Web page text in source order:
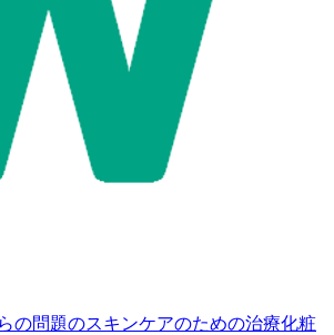
の問題のスキンケアのための治療化粧